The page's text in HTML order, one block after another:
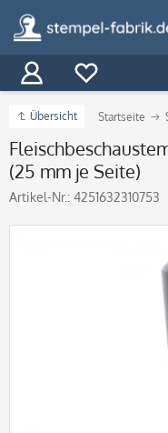
Übersicht Startseite
(25 mm je Seite)
Artikel-Nr.: 4251632310753